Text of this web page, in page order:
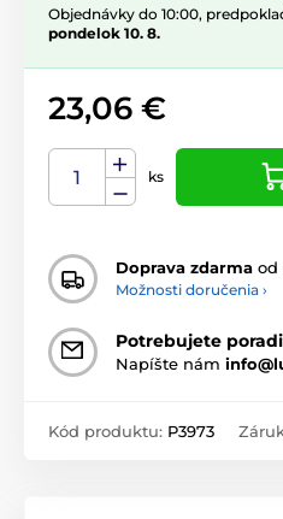
Objednávky do 10:00,
pondelok 10. 8.
23,06 €
ks
Doprava zdarma od
Možnosti doručenia ›
Potrebujete
Napíšte nám
Kód produktu: P3973